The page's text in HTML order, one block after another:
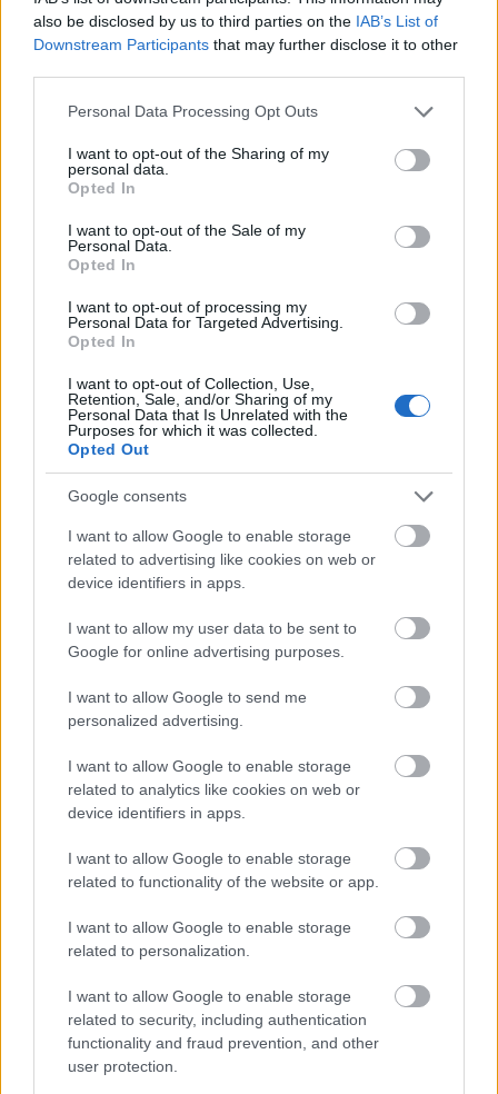
also be disclosed by us to third parties on the IAB’s List of
Downstream Participants that may further disclose it to other
Please note that this website/app uses one or more Google
not limited to your visit or usage behaviour. You may click to
grant or deny consent to Google and its third-party tags to
use your data for below specified purposes in below Google
consent section.
Personal Data Processing Opt Outs
I want to opt-out of the Sharing of my
personal data.
Opted In
I want to opt-out of the Sale of my
Personal Data.
Opted In
I want to opt-out of processing my
Personal Data for Targeted Advertising.
Opted In
I want to opt-out of Collection, Use,
Retention, Sale, and/or Sharing of my
Personal Data that Is Unrelated with the
Purposes for which it was collected.
Opted Out
Google consents
I want to allow Google to enable storage
related to advertising like cookies on web or
device identifiers in apps.
I want to allow my user data to be sent to
Google for online advertising purposes.
I want to allow Google to send me
personalized advertising.
I want to allow Google to enable storage
related to analytics like cookies on web or
device identifiers in apps.
I want to allow Google to enable storage
related to functionality of the website or app.
I want to allow Google to enable storage
related to personalization.
I want to allow Google to enable storage
related to security, including authentication
functionality and fraud prevention, and other
user protection.
hallgatnivaló: katy b - katy on a
mission (2010)
Zalaba_Ferenc• 2010. július 19.
Tálalok még nektek egy kis rádió-kompatibilis
dubstepet a hétfő reggeli repülőstarthoz. Szerintem
nem én lennék az egyedüli, aki 2:07-nél szívesen
keverőpulttá változna.
film classics on vuvuzela
A világ egyik legbonyolultabb, ezáltal
legkifinomultabb zenei tudást igénylő hangszere
végre-valahára betört a filmzenei szcénára. Ezek az
elkoptatott klasszikusok teljesen új életre kelnek
eme csodálatos instrumentumnak köszönhetően...